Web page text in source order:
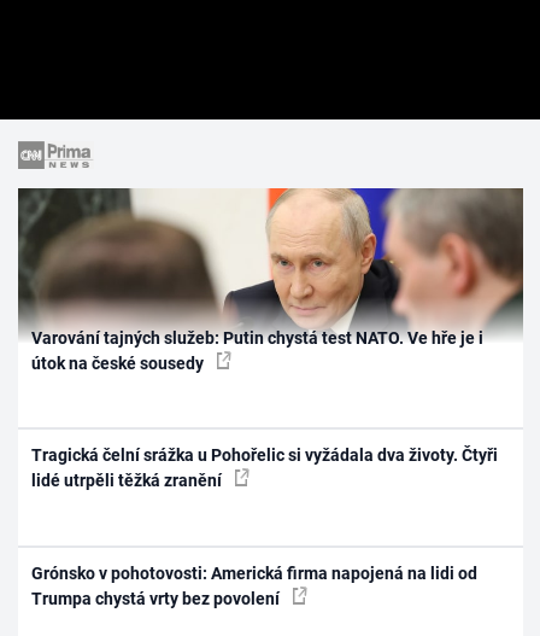
Varování tajných služeb: Putin chystá test NATO. Ve hře je i
útok na české sousedy
Tragická čelní srážka u Pohořelic si vyžádala dva životy. Čtyři
lidé utrpěli těžká zranění
Grónsko v pohotovosti: Americká firma napojená na lidi od
Trumpa chystá vrty bez povolení